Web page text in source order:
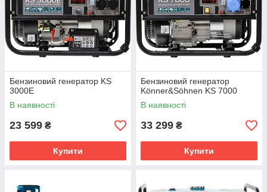
Бензиновий генератор KS
3000E
В наявності
23 599 ₴
Купити
Бензиновий генератор
Könner&Söhnen KS 7000
В наявності
33 299 ₴
Купити